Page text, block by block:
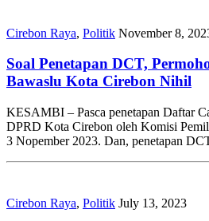
Cirebon Raya, Politik November 8,
Soal Penetapan DCT,
Bawaslu Kota Cirebon Nihil
KESAMBI – Pasca penetapan Daftar
DPRD Kota Cirebon oleh Komisi
3 Nopember 2023. Dan, penetapan
Cirebon Raya, Politik July 13, 2023